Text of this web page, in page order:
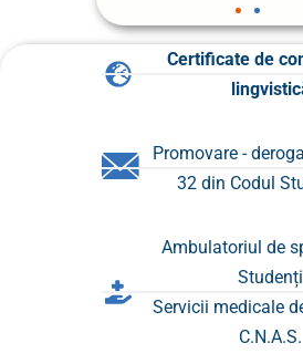
Certificate de
Promovare -
32 din Codul
Ambulatoriul de
Studenți
Servicii medicale
C.N.A.S.